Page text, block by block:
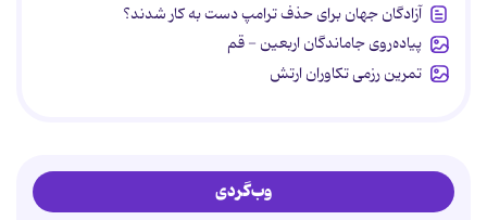
آزادگان جهان برای حذف ترامپ دست به کار شدند؟
پیاده‌روی جاماندگان اربعین - قم
تمرین رزمی تکاوران ارتش
وب‌گردی